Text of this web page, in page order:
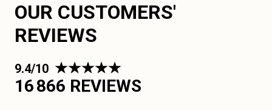
OUR CUSTOMERS'
REVIEWS
9.4/10
16 866 REVIEWS